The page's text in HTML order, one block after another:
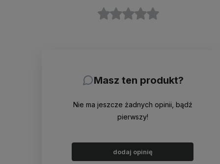
Masz ten produkt?
Nie ma jeszcze żadnych opinii, bądź
pierwszy!
dodaj opinię